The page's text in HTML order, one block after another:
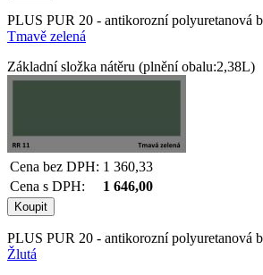
PLUS PUR 20 - antikorozní polyuretanová
Tmavě zelená
Základní složka nátěru (plnění obalu:2,38L)
Cena bez DPH: 1 360,33
Cena s DPH:
1 646,00
PLUS PUR 20 - antikorozní polyuretanová
Žlutá